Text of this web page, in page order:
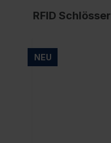
RFID Schlösser
NEU